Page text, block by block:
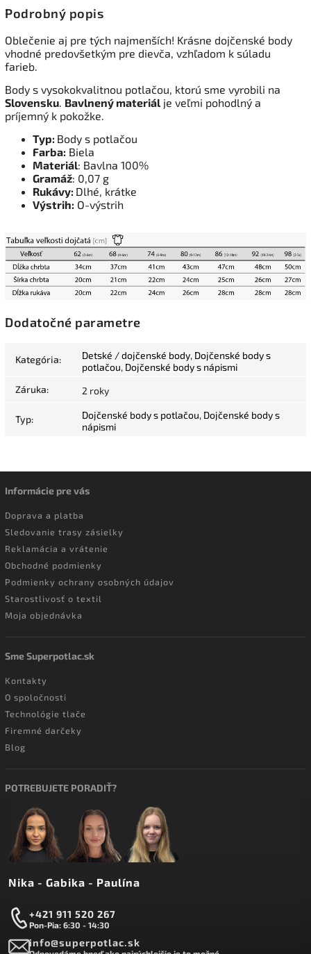
Podrobný popis
Oblečenie aj pre tých najmenších! Krásne dojčenské body
vhodné predovšetkým pre dievča, vzhľadom k súladu
farieb.
Body s vysokokvalitnou potlačou, ktorú sme vyrobili na
Slovensku. Bavlnený materiál je veľmi pohodlný a
príjemný k pokožke.
Typ: Body s potlačou
Farba: Biela
Materiál: Bavlna 100%
Gramáž: 0,07 g
Rukávy: Dlhé, krátke
Výstrih: O-výstrih
Dodatočné parametre
Kategória: Detské / dojčenské body, Dojčenské body s
potlačou, Dojčenské body s nápismi
Záruka: 2 roky
Typ: Dojčenské body s potlačou, Dojčenské body s
nápismi
Informácie pre vás
Doprava a platba
Sledovanie trasy zásielky
Reklamácia a vrátenie
Obchodné podmienky
Podmienky ochrany osobných údajov
Starostlivosť o textil
Moja objednávka
Sme Superpotlac.sk
Kontakty
O spoločnosti
Technológie tlače
Firemné darčeky
Blog
POTREBUJETE PORADIŤ?
Nika - Gabika - Paulína
+421 911 520 267
Pon-Pia: 6:30 - 14:30
info@superpotlac.sk